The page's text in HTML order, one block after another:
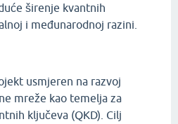
širenje kvantnih
i međunarodnoj razini.
usmjeren na razvoj
mreže kao temelja za
ključeva (QKD). Cilj